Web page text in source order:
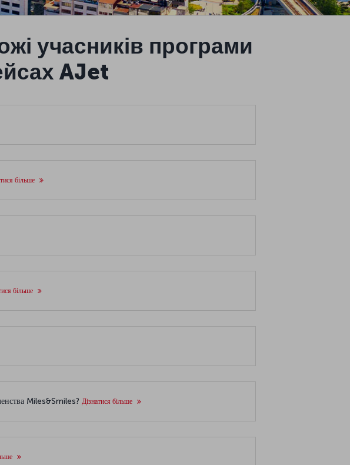
учасників програми
AJet
більше
більше
Miles&Smiles? Дізнатися більше